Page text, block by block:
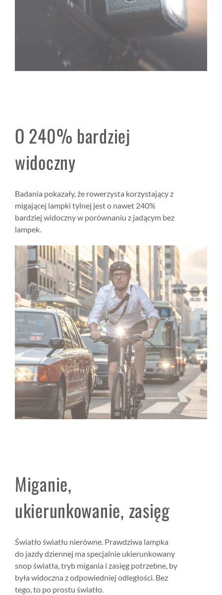
O 240% bardziej
widoczny
Badania pokazały, że rowerzysta korzystający z
migającej lampki tylnej jest o nawet 240%
bardziej widoczny w porównaniu z jadącym bez
lampek.
Miganie,
ukierunkowanie, zasięg
Światło światłu nierówne. Prawdziwa lampka
do jazdy dziennej ma specjalnie ukierunkowany
snop światła, tryb migania i zasięg potrzebne, by
była widoczna z odpowiedniej odległości. Bez
tego, to po prostu światło.